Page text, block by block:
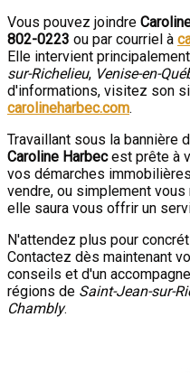
Vous pouvez joindre
802-0223 ou par courriel à
Elle intervient
sur-Richelieu, Venise-en-
d'informations, visitez son
carolineharbec.com.
Travaillant sous la bannière
Caroline Harbecest prête à
vos démarches
vendre, ou simplement
elle saura vous offrir un
N'attendez plus pour
Contactez dès maintenant
conseils et d'un
régions de Saint-Jean-sur-
Chambly.